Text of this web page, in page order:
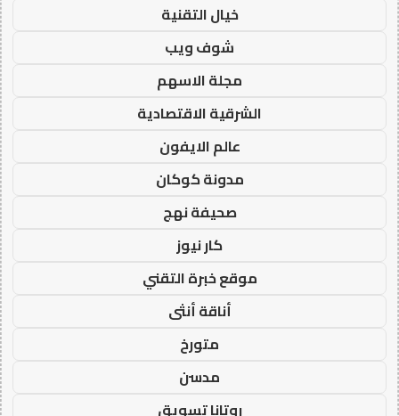
خيال التقنية
شوف ويب
مجلة الاسهم
الشرقية الاقتصادية
عالم الايفون
مدونة كوكان
صحيفة نهج
كار نيوز
موقع خبرة التقني
أناقة أنثى
متورخ
مدسن
روتانا تسويق